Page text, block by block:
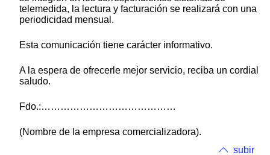
telemedida, la lectura y facturación se realizará con una
periodicidad mensual.
Esta comunicación tiene carácter informativo.
A la espera de ofrecerle mejor servicio, reciba un cordial
saludo.
Fdo.:……………………………………
(Nombre de la empresa comercializadora).
subir